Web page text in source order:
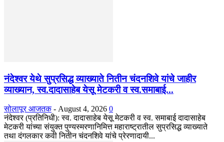
नंदेश्वर येथे सुप्रसिद्ध व्याख्याते नितीन चंदनशिवे यांचे जाहीर
व्याख्यान, स्व.दादासाहेब येसू मेटकरी व स्व.समाबाई...
सोलापूर आजतक - August 4, 2026 0
नंदेश्वर (प्रतिनिधी): स्व. दादासाहेब येसू मेटकरी व स्व. समाबाई दादासाहेब
मेटकरी यांच्या संयुक्त पुण्यस्मरणानिमित्त महाराष्ट्रातील सुप्रसिद्ध व्याख्याते
तथा दंगलकार कवी नितीन चंदनशिवे यांचे प्रेरणादायी...